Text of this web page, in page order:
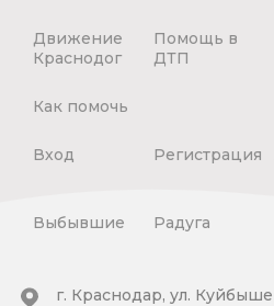
Движение
Краснодог
Помощь в
ДТП
Как помочь
Вход Регистрация
Выбывшие Радуга
г. Краснодар, ул.